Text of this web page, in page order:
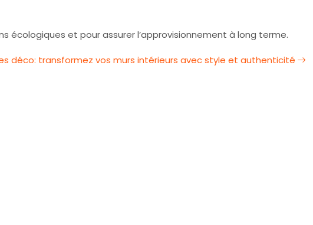
écologiques et pour assurer l’approvisionnement à long terme.
déco: transformez vos murs intérieurs avec style et authenticité